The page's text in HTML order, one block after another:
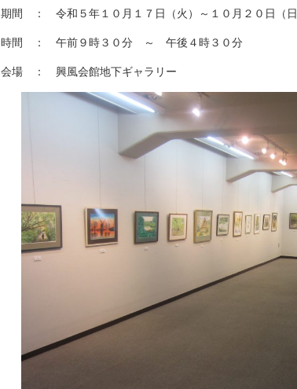
期間 ： 令和５年１０月１７日（火）～１０月２０日（日
時間 ： 午前９時３０分 ～ 午後４時３０分
会場 ： 興風会館地下ギャラリー